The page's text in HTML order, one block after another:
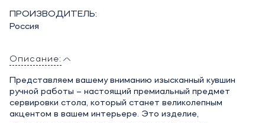
ПРОИЗВОДИТЕЛЬ:
Россия
Описание:
Представляем вашему вниманию изысканный кувшин
ручной работы – настоящий премиальный предмет
сервировки стола, который станет великолепным
акцентом в вашем интерьере. Это изделие,